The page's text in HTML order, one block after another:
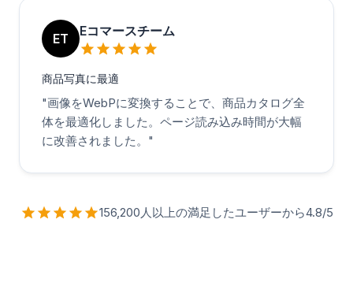
ET
Eコマースチーム
商品写真に最適
"画像をWebPに変換することで、商品カタログ全
体を最適化しました。ページ読み込み時間が大幅
に改善されました。 "
156,200人以上の満足したユーザーから4.8/5